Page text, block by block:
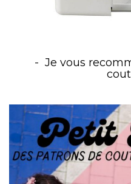
Je vous